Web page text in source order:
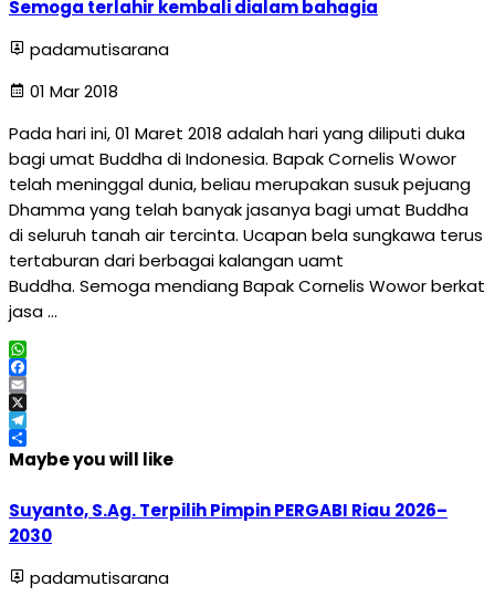
Semoga terlahir kembali dialam bahagia
padamutisarana
01 Mar 2018
Pada hari ini, 01 Maret 2018 adalah hari yang diliputi duka
bagi umat Buddha di Indonesia. Bapak Cornelis Wowor
telah meninggal dunia, beliau merupakan susuk pejuang
Dhamma yang telah banyak jasanya bagi umat Buddha
di seluruh tanah air tercinta. Ucapan bela sungkawa terus
tertaburan dari berbagai kalangan uamt
Buddha. Semoga mendiang Bapak Cornelis Wowor berkat
jasa …
WhatsApp
Facebook
Email
X
Telegram
Share
Maybe you will like
Suyanto, S.Ag. Terpilih Pimpin PERGABI Riau 2026–
2030
padamutisarana